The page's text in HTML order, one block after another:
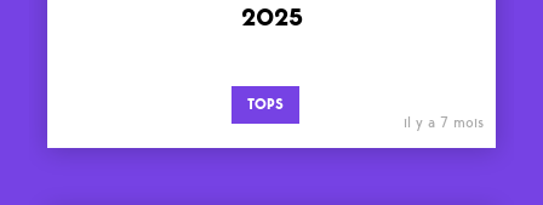
2025
TOPS
il y a 7 mois